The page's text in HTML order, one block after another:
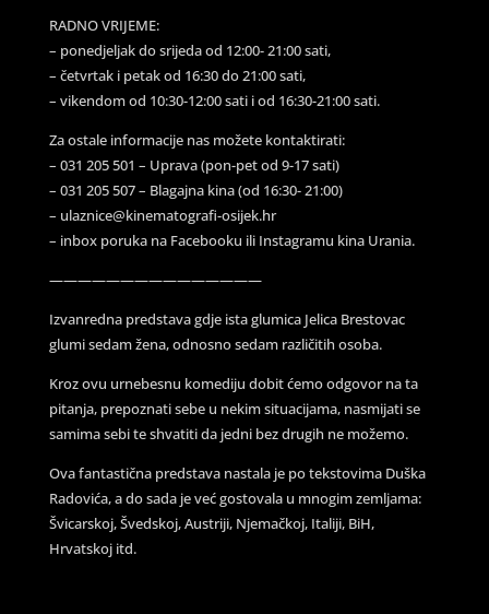
RADNO VRIJEME:
– ponedjeljak do srijeda od 12:00- 21:00 sati,
– četvrtak i petak od 16:30 do 21:00 sati,
– vikendom od 10:30-12:00 sati i od 16:30-21:00 sati.
Za ostale informacije nas možete kontaktirati:
– 031 205 501 – Uprava (pon-pet od 9-17 sati)
– 031 205 507 – Blagajna kina (od 16:30- 21:00)
– ulaznice@kinematografi-osijek.hr
– inbox poruka na Facebooku ili Instagramu kina Urania.
———————————————
Izvanredna predstava gdje ista glumica Jelica Brestovac
glumi sedam žena, odnosno sedam različitih osoba.
Kroz ovu urnebesnu komediju dobit ćemo odgovor na ta
pitanja, prepoznati sebe u nekim situacijama, nasmijati se
samima sebi te shvatiti da jedni bez drugih ne možemo.
Ova fantastična predstava nastala je po tekstovima Duška
Radovića, a do sada je već gostovala u mnogim zemljama:
Švicarskoj, Švedskoj, Austriji, Njemačkoj, Italiji, BiH,
Hrvatskoj itd.